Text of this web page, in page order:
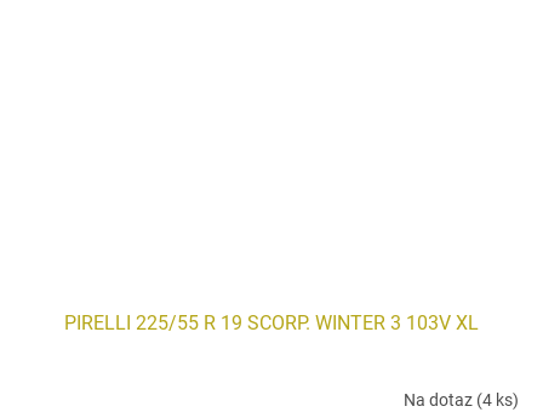
PIRELLI 225/55 R 19 SCORP. WINTER 3 103V XL
Na dotaz (4 ks)